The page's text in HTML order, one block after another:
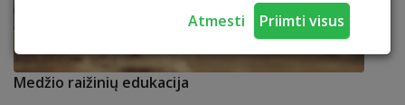
Atmesti Priimti visus
Medžio raižinių edukacija